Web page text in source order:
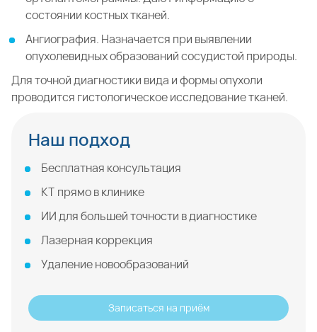
состоянии костных тканей.
Ангиография. Назначается при выявлении
опухолевидных образований сосудистой природы.
Для точной диагностики вида и формы опухоли
проводится гистологическое исследование тканей.
Наш подход
Бесплатная консультация
КТ прямо в клинике
ИИ для большей точности в диагностике
Лазерная коррекция
Удаление новообразований
Записаться на приём